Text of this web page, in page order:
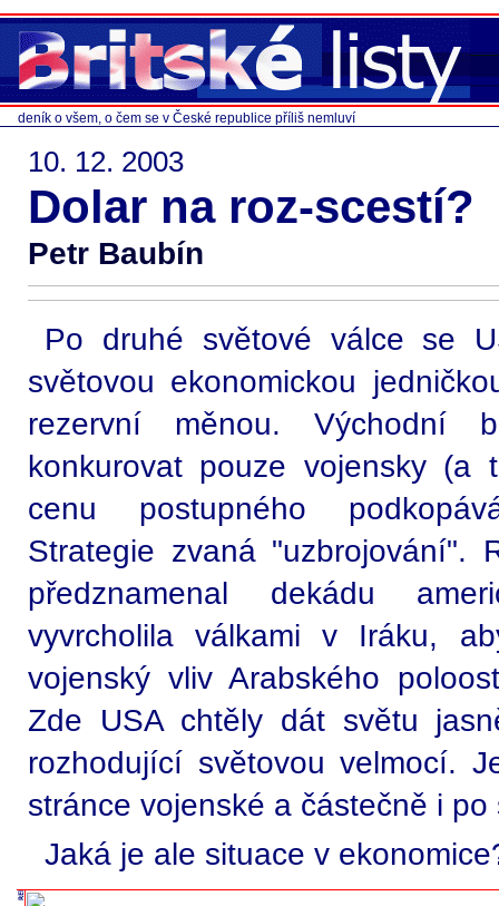
deník o všem, o čem se v České republice příliš nemluví
10. 12. 2003
Dolar na roz-scestí?
Petr Baubín
Po druhé světové válce se
světovou ekonomickou
rezervní měnou. Východní
konkurovat pouze vojensky (a
cenu postupného
Strategie zvaná "uzbrojování".
předznamenal dekádu
vyvrcholila válkami v Iráku,
vojenský vliv Arabského
Zde USA chtěly dát světu
rozhodující světovou velmocí.
stránce vojenské a částečně i
Jaká je ale situace v